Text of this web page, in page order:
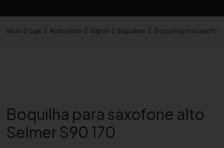
Início Loja Acessórios Sopros Boquilhas Boquilha para
Boquilha para saxofone alto
Selmer S90 170